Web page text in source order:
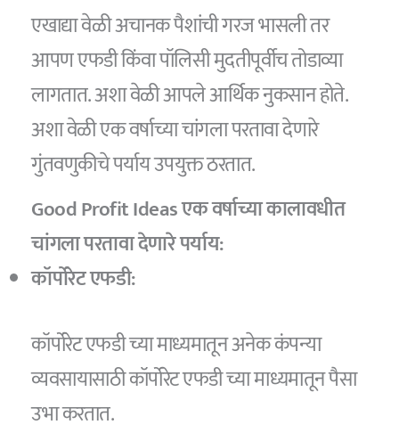
एखाद्या वेळी अचानक पैशांची गरज भासली तर
आपण एफडी किंवा पॉलिसी मुदतीपूर्वीच तोडाव्या
लागतात. अशा वेळी आपले आर्थिक नुकसान होते.
अशा वेळी एक वर्षाच्या चांगला परतावा देणारे
गुंतवणुकीचे पर्याय उपयुक्त ठरतात.
Good Profit Ideas एक वर्षाच्या कालावधीत
चांगला परतावा देणारे पर्याय:
कॉर्पोरेट एफडी:
कॉर्पोरेट एफडी च्या माध्यमातून अनेक कंपन्या
व्यवसायासाठी कॉर्पोरेट एफडी च्या माध्यमातून पैसा
उभा करतात.